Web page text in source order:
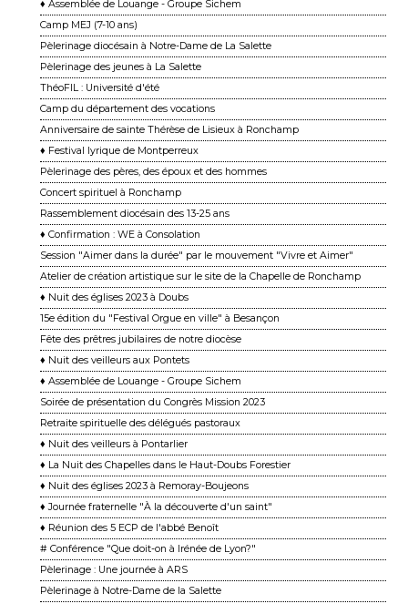
♦ Assemblée de Louange - Groupe Sichem
Camp MEJ (7-10 ans)
Pèlerinage diocésain à Notre-Dame de La Salette
Pèlerinage des jeunes à La Salette
ThéoFIL : Université d'été
Camp du département des vocations
Anniversaire de sainte Thérèse de Lisieux à Ronchamp
♦ Festival lyrique de Montperreux
Pèlerinage des pères, des époux et des hommes
Concert spirituel à Ronchamp
Rassemblement diocésain des 13-25 ans
♦ Confirmation : WE à Consolation
Session "Aimer dans la durée" par le mouvement "Vivre et Aimer"
Atelier de création artistique sur le site de la Chapelle de Ronchamp
♦ Nuit des églises 2023 à Doubs
15e édition du "Festival Orgue en ville" à Besançon
Fête des prêtres jubilaires de notre diocèse
♦ Nuit des veilleurs aux Pontets
♦ Assemblée de Louange - Groupe Sichem
Soirée de présentation du Congrès Mission 2023
Retraite spirituelle des délégués pastoraux
♦ Nuit des veilleurs à Pontarlier
♦ La Nuit des Chapelles dans le Haut-Doubs Forestier
♦ Nuit des églises 2023 à Remoray-Boujeons
♦ Journée fraternelle "À la découverte d'un saint"
♦ Réunion des 5 ECP de l'abbé Benoît
# Conférence "Que doit-on à Irénée de Lyon?"
Pèlerinage : Une journée à ARS
Pèlerinage à Notre-Dame de la Salette